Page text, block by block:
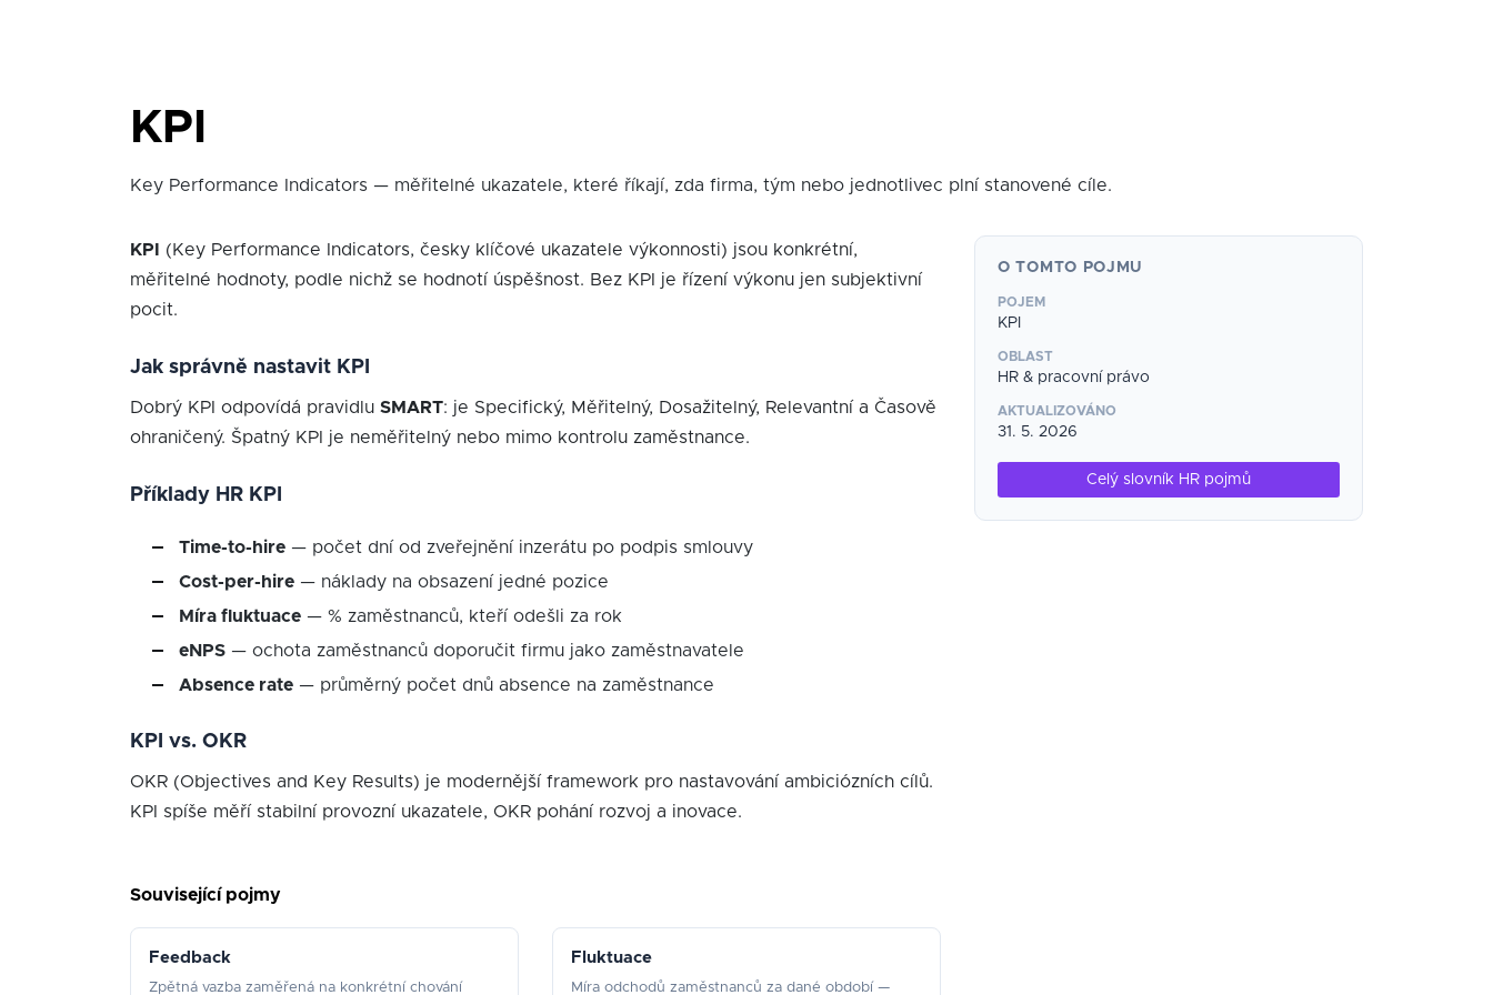
KPI
Key Performance Indicators — měřitelné ukazatele, které říkají, zda firma, tým nebo jednotlivec plní stanovené cíle.
KPI
(Key Performance Indicators, česky klíčové ukazatele výkonnosti) jsou konkrétní,
měřitelné hodnoty, podle nichž se hodnotí úspěšnost. Bez KPI je řízení výkonu jen subjektivní
pocit.
Jak správně nastavit KPI
Dobrý KPI odpovídá pravidlu SMART: je Specifický, Měřitelný, Dosažitelný, Relevantní a Časově
ohraničený. Špatný KPI je neměřitelný nebo mimo kontrolu zaměstnance.
Příklady HR KPI
Time-to-hire — počet dní od zveřejnění inzerátu po podpis smlouvy
Cost-per-hire — náklady na obsazení jedné pozice
Míra fluktuace — % zaměstnanců, kteří odešli za rok
eNPS — ochota zaměstnanců doporučit firmu jako zaměstnavatele
Absence rate — průměrný počet dnů absence na zaměstnance
KPI vs. OKR
OKR (Objectives and Key Results) je modernější framework pro nastavování ambiciózních cílů.
KPI spíše měří stabilní provozní ukazatele, OKR pohání rozvoj a inovace.
Související pojmy
Feedback
Zpětná vazba zaměřená na konkrétní chování
Fluktuace
Míra odchodů zaměstnanců za dané období —
O TOMTO POJMU
POJEM
KPI
OBLAST
HR & pracovní právo
AKTUALIZOVÁNO
31. 5. 2026
Celý slovník HR pojmů